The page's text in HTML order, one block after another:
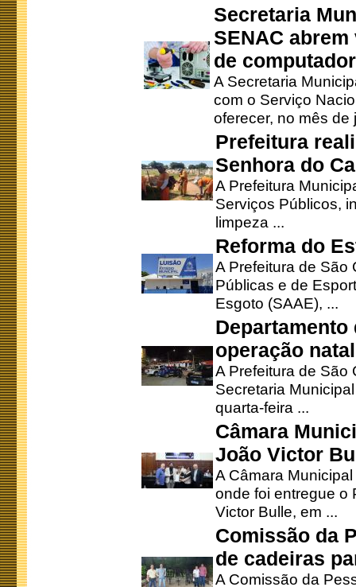
Secretaria
SENAC
de
A Secretaria
com o Serviço
oferecer, no mês de
Prefeitura
Senhora do
A Prefeitura
Serviços Públicos,
limpeza ...
Reforma do
A Prefeitura de São
Públicas e de
Esgoto (SAAE), ...
operação
A Prefeitura de São
Secretaria
quarta-feira ...
Câmara
João Victor
A Câmara
onde foi entregue o
Victor Bulle, em ...
Comissão da
de cadeiras
A Comissão da